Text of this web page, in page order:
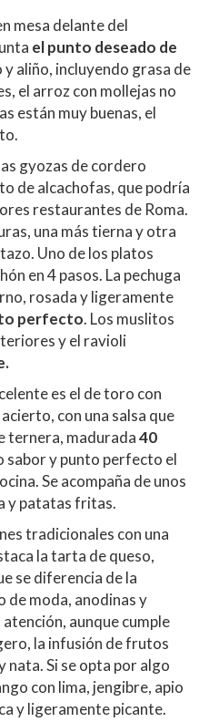
mesa delante del
el punto deseado de
aliño, incluyendo grasa de
el arroz con mollejas no
están muy buenas, el
gyozas de cordero
de alcachofas, que podría
restaurantes de Roma.
una más tierna y otra
Uno de los platos
en 4 pasos. La pechuga
rosada y ligeramente
perfecto. Los muslitos
y el ravioli
es el de toro con
con una salsa que
ternera, madurada40
sabor y punto perfecto el
Se acompaña de unos
y patatas fritas.
tradicionales con una
la tarta de queso,
se diferencia de la
de moda, anodinas y
aunque cumple
la infusión de frutos
nata. Si se opta por algo
con lima, jengibre, apio
y ligeramente picante.